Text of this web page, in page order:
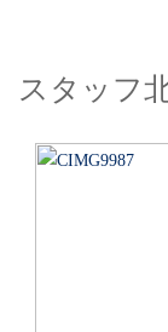
スタッフ